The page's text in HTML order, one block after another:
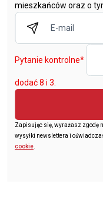
mieszkańców oraz o
Pytanie kontrolne*
dodać 8 i 3.
Zapisując się, wyrażasz zgodę
wysyłki newslettera i
cookie.